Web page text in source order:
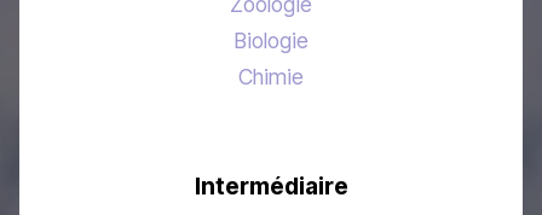
Biologie
Chimie
Intermédiaire